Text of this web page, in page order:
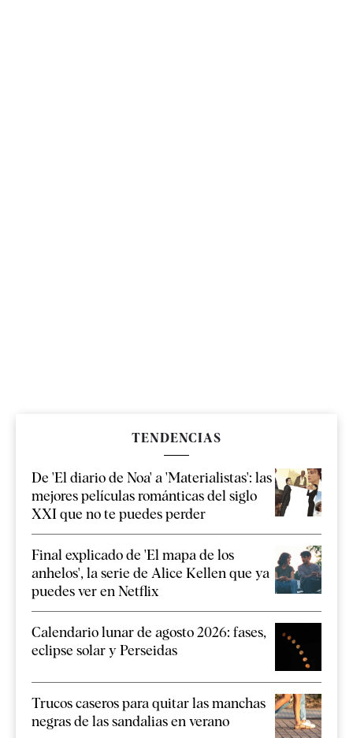
TENDENCIAS
De 'El diario de Noa' a 'Materialistas': las
mejores películas románticas del siglo
XXI que no te puedes perder
Final explicado de 'El mapa de los
anhelos', la serie de Alice Kellen que ya
puedes ver en Netflix
Calendario lunar de agosto 2026: fases,
eclipse solar y Perseidas
Trucos caseros para quitar las manchas
negras de las sandalias en verano